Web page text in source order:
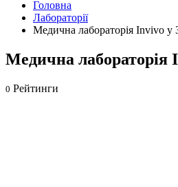
Головна
Лабораторії
Медична лабораторія Invivo у
Медична лабораторія
0 Рейтинги